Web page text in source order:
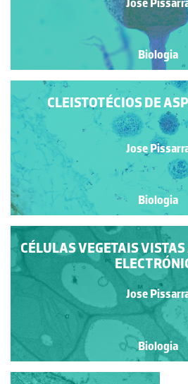
Biologia
CLEISTOTÉCIOS DE
Jose
Biologia
CÉLULAS VEGETAIS
Jose
Biologia